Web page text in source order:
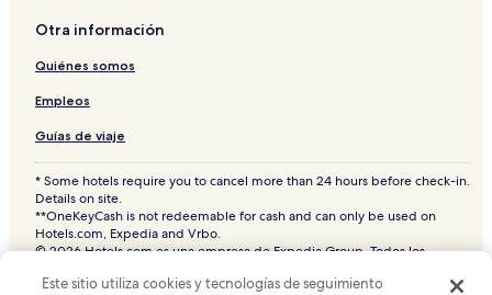
Hoteles en Hitachi
Hoteles en Nago
Hoteles en Okayama
Hoteles en Nagahama
Hoteles en Fukuchiyama
Hoteles en Hiroshima
Hoteles en Sango
Otra información
Quiénes somos
Empleos
Guías de viaje
* Some hotels require you to cancel more than 24 hours before check-in.
Details on site.
**OneKeyCash is not redeemable for cash and can only be used on
Hotels.com, Expedia and Vrbo.
© 2026 Hotels.com es una empresa de Expedia Group. Todos los
Hoteles.com y el logotipo de Hoteles.com son marcas comerciales o
Este sitio utiliza cookies y tecnologías de seguimiento